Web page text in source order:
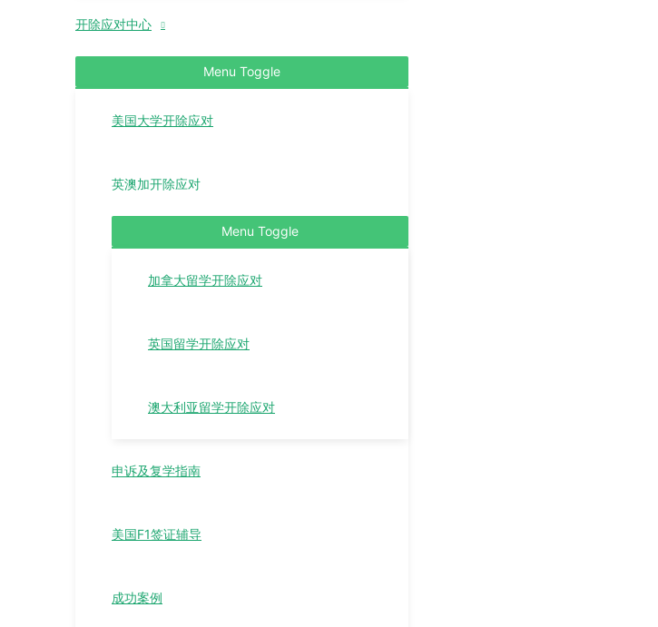
开除应对中心
Menu Toggle
美国大学开除应对
英澳加开除应对
Menu Toggle
加拿大留学开除应对
英国留学开除应对
澳大利亚留学开除应对
申诉及复学指南
美国F1签证辅导
成功案例